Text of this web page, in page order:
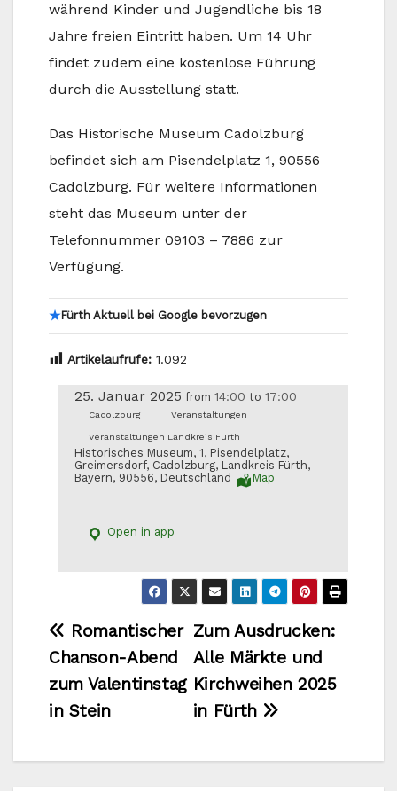
während Kinder und Jugendliche bis 18
Jahre freien Eintritt haben. Um 14 Uhr
findet zudem eine kostenlose Führung
durch die Ausstellung statt.
Das Historische Museum Cadolzburg
befindet sich am Pisendelplatz 1, 90556
Cadolzburg. Für weitere Informationen
steht das Museum unter der
Telefonnummer 09103 – 7886 zur
Verfügung.
★Fürth Aktuell bei Google bevorzugen
Artikelaufrufe: 1.092
25. Januar 2025 from 14:00 to 17:00
Cadolzburg Veranstaltungen
Veranstaltungen Landkreis Fürth
Historisches Museum, 1, Pisendelplatz,
Greimersdorf, Cadolzburg, Landkreis Fürth,
Bayern, 90556, Deutschland
Map
Open in app
Beitragsnavigation
Zum Ausdrucken:
Alle Märkte und
Kirchweihen 2025
in Fürth
Romantischer
Chanson-Abend
zum Valentinstag
in Stein